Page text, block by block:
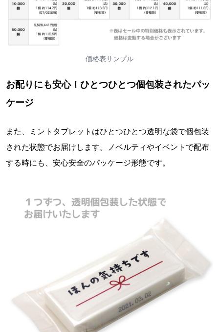
価格表サンプル
お配りにも安心！ひとつひとつ個包装されたパッ
ケージ
また、ミントタブレットはひとつひとつ透明な袋で個包装
された状態でお届けします。ノベルティやイベントで配布
する時にも、安心安全のパッケージ形態です。